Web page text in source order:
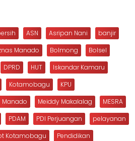
ASN Asripan Nani
banjir
Manado Bolmong
Bolsel
DPRD HUT
Iskandar Kamaru
Kotamobagu
KPU
Manado Meiddy Makalalag
MESRA
PDAM PDI Perjuangan
pelayanan
Kotamobagu
Pendidikan